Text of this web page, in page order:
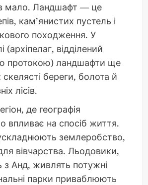
мало. Ландшафт — це
кам’янистих пустель і
походження. У
(архіпелаг, відділений
протокою) ландшафти ще
береги, болота й
лісів.
де географія
впливає на спосіб життя.
землеробство,
вівчарства. Льодовики,
Анд, живлять потужні
парки приваблюють